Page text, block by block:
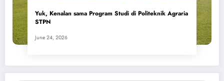
Yuk, Kenalan sama Program Studi di Politeknik Agraria
STPN
June 24, 2026